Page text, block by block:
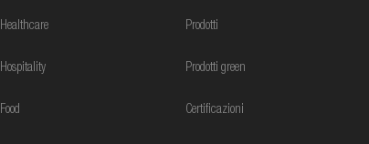
Healthcare
Hospitality
Food
Prodotti
Prodotti green
Certificazioni